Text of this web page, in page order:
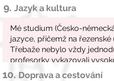
9. Jazyk a kultura
10. Doprava a cestování